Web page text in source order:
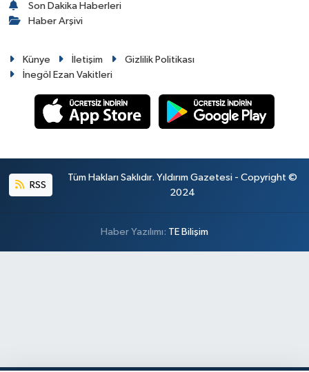
Son Dakika Haberleri
Haber Arşivi
Künye İletişim
Gizlilik Politikası
İnegöl Ezan Vakitleri
RSS
Tüm Hakları Saklıdır. Yıldırım Gazetesi - Copyright ©
2024
Haber Yazılımı: TE Bilişim